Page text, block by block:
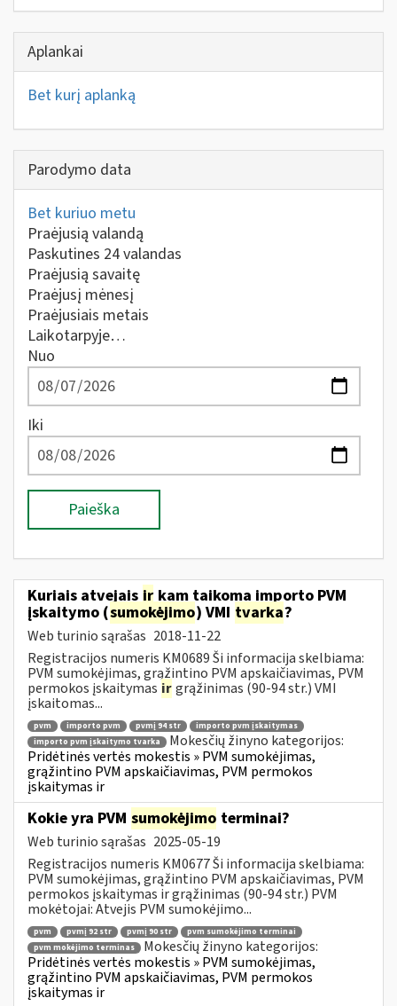
Aplankai
Bet kurį aplanką
Parodymo data
Bet kuriuo metu
Praėjusią valandą
Paskutines 24 valandas
Praėjusią savaitę
Praėjusį mėnesį
Praėjusiais metais
Laikotarpyje…
Nuo
Iki
Paieška
Kuriais atvejais ir kam taikoma importo PVM
įskaitymo (sumokėjimo) VMI tvarka?
Web turinio sąrašas 2018-11-22
Registracijos numeris KM0689 Ši informacija skelbiama:
PVM sumokėjimas, grąžintino PVM apskaičiavimas, PVM
permokos įskaitymas irgrąžinimas (90-94 str.) VMI
įskaitomas...
pvm importo pvm pvmį 94 str
importo pvm įskaitymas
importo pvm įskaitymo tvarka
Mokesčių žinyno kategorijos:
Pridėtinės vertės mokestis » PVM sumokėjimas,
grąžintino PVM apskaičiavimas, PVM permokos
įskaitymas ir
Kokie yra PVM sumokėjimo terminai?
Web turinio sąrašas 2025-05-19
Registracijos numeris KM0677 Ši informacija skelbiama:
PVM sumokėjimas, grąžintino PVM apskaičiavimas, PVM
permokos įskaitymas ir grąžinimas (90-94 str.) PVM
mokėtojai: Atvejis PVM sumokėjimo...
pvm pvmį 92 str pvmį 90 str
pvm sumokėjimo terminai
pvm mokėjimo terminas
Mokesčių žinyno kategorijos:
Pridėtinės vertės mokestis » PVM sumokėjimas,
grąžintino PVM apskaičiavimas, PVM permokos
įskaitymas ir